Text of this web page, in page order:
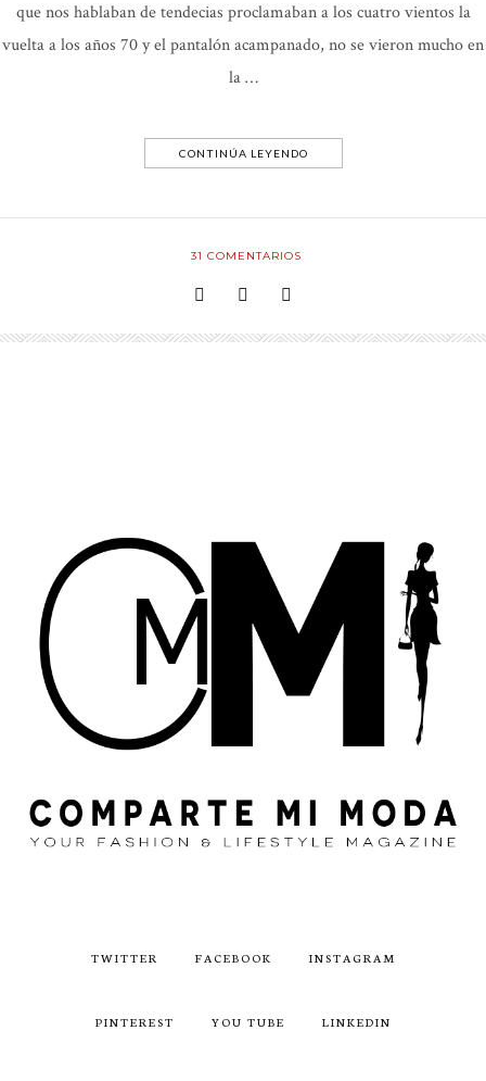
que nos hablaban de tendecias proclamaban a los cuatro vientos la
vuelta a los años 70 y el pantalón acampanado, no se vieron mucho en
la …
CONTINÚA LEYENDO
31 COMENTARIOS
TWITTER FACEBOOK INSTAGRAM
PINTEREST YOU TUBE LINKEDIN